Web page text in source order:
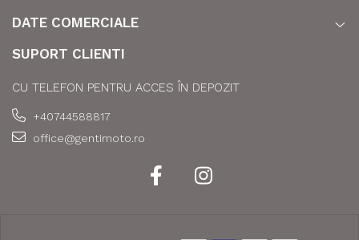
DATE COMERCIALE
SUPORT CLIENTI
CU TELEFON PENTRU ACCES ÎN DEPOZIT
+40744588817
office@gentimoto.ro